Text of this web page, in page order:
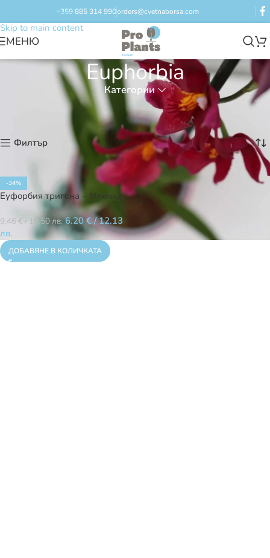
Skip to navigation
Skip to main content
+359 885 314 990orders@cvetnaborsa.com
МЕНЮ
Euphorbia
Категории
Продукти с етикет „Euphorbia“
Показване на единствения резултат
Филтър
-34%
Еуфорбия тригона – Млечка
9.46€/ 18.50 лв. 6.20€/ 12.13
лв.
ДОБАВЯНЕ В КОЛИЧКАТА